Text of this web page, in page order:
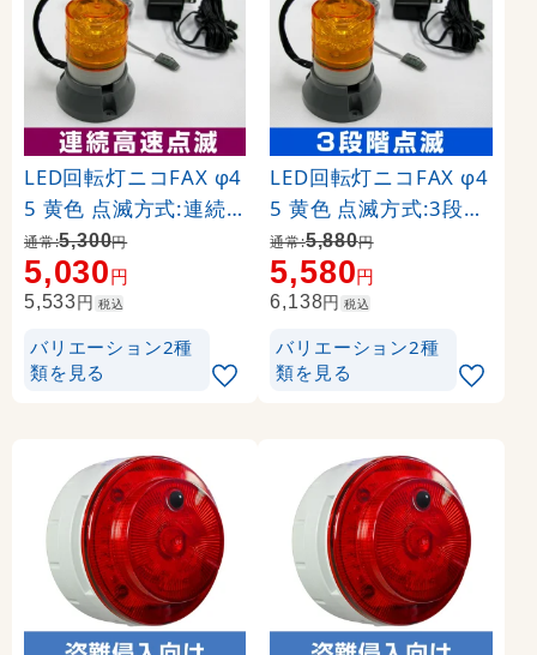
LED回転灯ニコFAX φ4
5 黄色 点滅方式:連続
高速点滅 ※ブザー音無
し(VL04S-100FAN)
通常:5,300円
5,030円
5,533円 税込
バリエーション2種
類を見る
LED回転灯ニコFAX φ4
5 黄色 点滅方式:3段階
点滅 ※ブザー音有り (V
L04S-100FAB)
通常:5,880円
5,580円
6,138円 税込
バリエーション2種
類を見る